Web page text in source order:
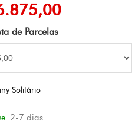
de Parcelas
Solitário
2-7 dias